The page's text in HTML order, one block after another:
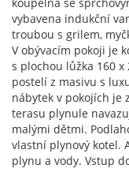
vybavena indukční
troubou s grilem,
V obývacím pokoji je
s plochou lůžka 160 x
postelí z masivu s
nábytek v pokojích je
terasu plynule
malými dětmi.
vlastní plynový kotel.
plynu a vody. Vstup